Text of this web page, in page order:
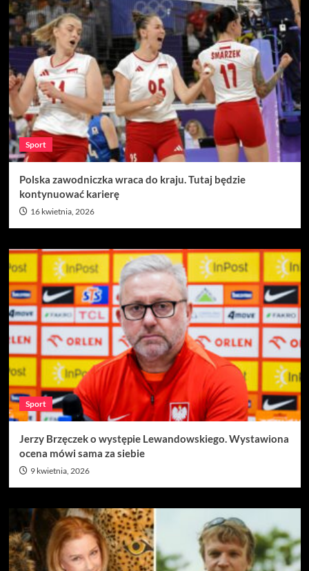
Sport
Polska zawodniczka wraca do kraju. Tutaj będzie
kontynuować karierę
16 kwietnia, 2026
Sport
Jerzy Brzęczek o występie Lewandowskiego. Wystawiona
ocena mówi sama za siebie
9 kwietnia, 2026